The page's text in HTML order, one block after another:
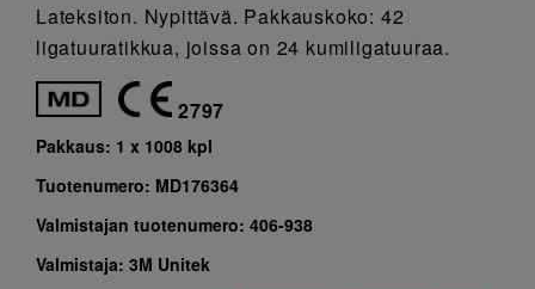
Lateksiton. Nypittävä. Pakkauskoko: 42
ligatuuratikkua, joissa on 24 kumiligatuuraa.
2797
Pakkaus: 1 x 1008 kpl
Tuotenumero: MD176364
Valmistajan tuotenumero: 406-938
Valmistaja: 3M Unitek